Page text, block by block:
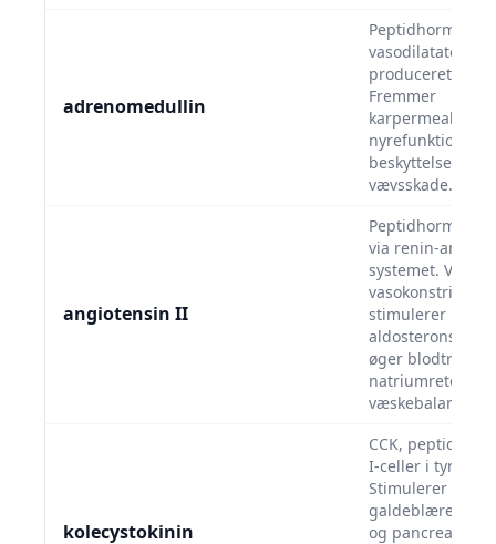
adrenomedullin
Peptidhormon
vasodilatatorisk
produceret i
Fremmer
karpermeabilitet,
nyrefunktion og
beskyttelse mod
vævsskade.
angiotensin II
Peptidhormon
via renin-
systemet.
vasokonstriktor,
stimulerer
øger blodtryk.
væskebalance.
kolecystokinin
CCK,
I-celler i
Stimulerer
og